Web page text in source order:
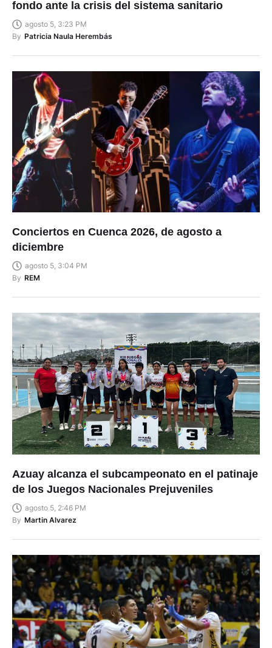
agosto 5, 3:23 PM
By
Patricia Naula Herembás
Conciertos en Cuenca 2026, de agosto a
diciembre
agosto 5, 3:04 PM
By REM
Azuay alcanza el subcampeonato en el patinaje
de los Juegos Nacionales Prejuveniles
agosto 5, 2:46 PM
By
Martin Alvarez